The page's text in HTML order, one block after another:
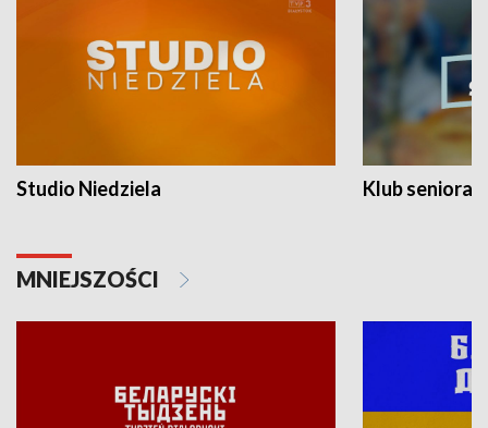
Studio Niedziela Klub seniora
MNIEJSZOŚCI